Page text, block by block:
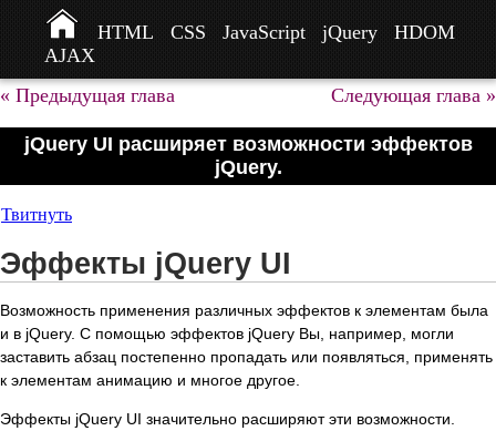
HTML CSS JavaScript jQuery
HDOM
AJAX
« Предыдущая глава
Следующая глава »
jQuery UI расширяет возможности эффектов
jQuery.
Твитнуть
Эффекты jQuery UI
Возможность применения различных эффектов к элементам была
и в jQuery. С помощью эффектов jQuery Вы, например, могли
заставить абзац постепенно пропадать или появляться, применять
к элементам анимацию и многое другое.
Эффекты jQuery UI значительно расширяют эти возможности.